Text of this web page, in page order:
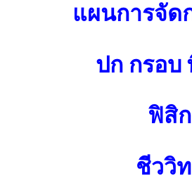
แผนการจัด
ปก กรอบ
ฟิสิ
ชีววิ